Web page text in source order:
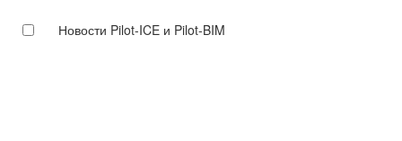
Новости Pilot-ICE и Pilot-BIM